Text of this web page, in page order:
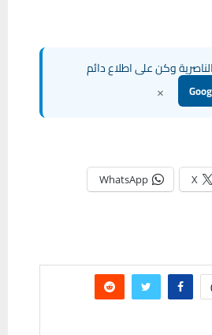
وكن على اطلاع دائم
×
X
WhatsApp